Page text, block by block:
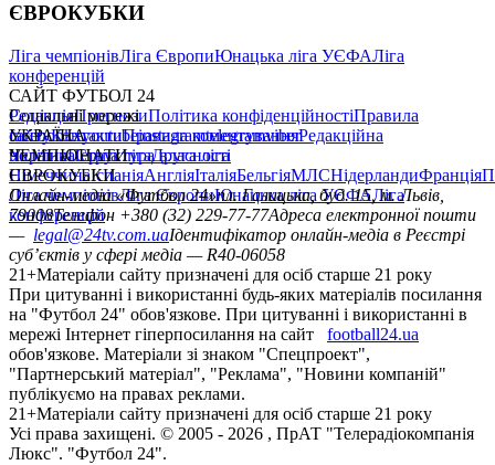
ЄВРОКУБКИ
Ліга чемпіонівЛіга ЄвропиЮнацька ліга УЄФАЛіга
конференцій
САЙТ ФУТБОЛ 24
РедакціяПрогнозиПолітика конфіденційностіПравила
сайтуКонтактиПравила коментуванняРедакційна
політикаСтруктура власності
Соціальні мережі
facebookxyoutubeinstagramtelegramviber
УКРАЇНА
УкраїнаПерша лігаДруга ліга
ЧЕМПІОНАТИ
НімеччинаІспаніяАнгліяІталіяБельгіяМЛСНідерландиФранція
ЄВРОКУБКИ
Ліга чемпіонівЛіга ЄвропиЮнацька ліга УЄФАЛіга
конференцій
Онлайн-медіа «Футбол 24»пл. Галицька, буд. 15, м. Львів,
79008Телефон +380 (32) 229-77-77Адреса електронної пошти
— legal@24tv.com.uaІдентифікатор онлайн-медіа в Реєстрі
суб’єктів у сфері медіа — R40-06058
21+Матеріали сайту призначені для осіб старше 21 року
При цитуванні і використанні будь-яких матеріалів посилання
на "Футбол 24" обов'язкове. При цитуванні і використанні в
мережі Інтернет гіперпосилання на сайт
football24.ua
обов'язкове. Матеріали зі знаком "Спецпроект",
"Партнерський матеріал", "Реклама", "Новини компаній"
публікуємо на правах реклами.
21+Матеріали сайту призначені для осіб старше 21 року
Усi права захищенi. © 2005 - 2026 , ПрАТ "Телерадіокомпанія
Люкс". "Футбол 24".